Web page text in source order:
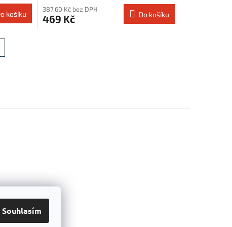
Souhlasím
košíku
387,60 Kč bez DPH
469 Kč Do košíku